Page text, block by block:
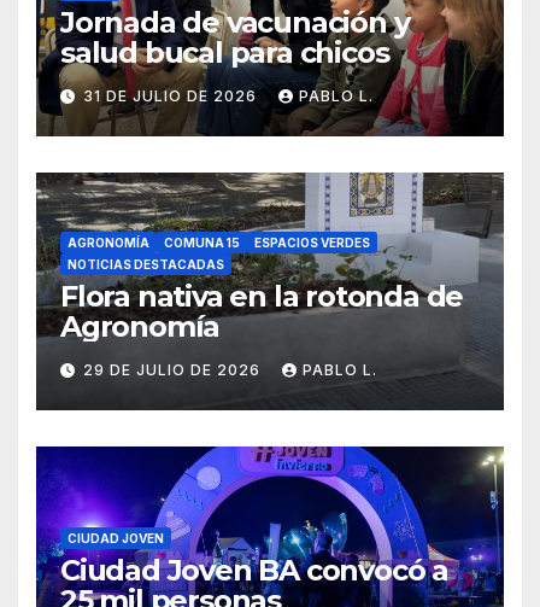
Jornada de vacunación y
salud bucal para chicos
31 DE JULIO DE 2026 PABLO L.
AGRONOMÍA COMUNA 15
ESPACIOS VERDES
NOTICIAS DESTACADAS
Flora nativa en la rotonda de
Agronomía
29 DE JULIO DE 2026 PABLO L.
CIUDAD JOVEN
Ciudad Joven BA convocó a